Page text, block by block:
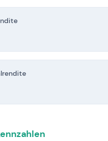
Exposition
Risikofaktoren vor einer